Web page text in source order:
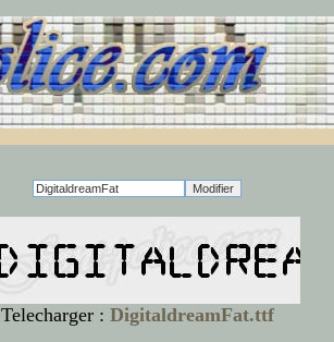
Telecharger : DigitaldreamFat.ttf